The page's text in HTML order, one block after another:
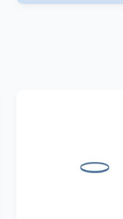
Gumičky sú tiež vhodné
vyžaduje väčšiu pevnosť a